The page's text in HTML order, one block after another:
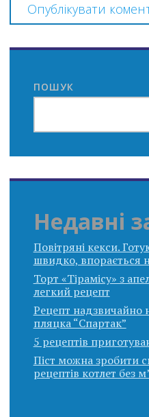
ПОШУК
Недавні
Повітряні кекси.
швидко, впорається
Торт «Тірамісу» з
легкий рецепт
Рецепт надзвичайно
пляцка “Спартак”
5 рецептів
Піст можна зробити
рецептів котлет без